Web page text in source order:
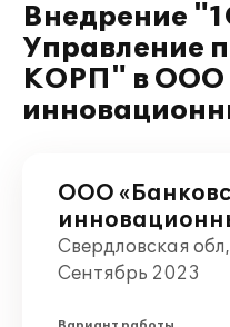
Внедрение
Управление
КОРП" в ООО
ООО
Свердловская
Сентябрь 2023